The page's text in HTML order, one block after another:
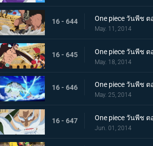
16 - 644 One piece วันพีช
May. 11, 2014
16 - 645 One piece วันพีช
May. 18, 2014
16 - 646 One piece วันพีช
May. 25, 2014
16 - 647 One piece วันพีช
Jun. 01, 2014